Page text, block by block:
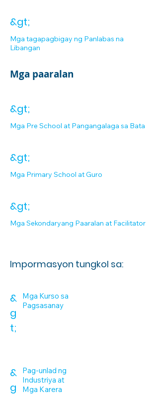
&gt;
Mga tagapagbigay ng Panlabas na
Libangan
Mga paaralan
&gt;
Mga Pre School at Pangangalaga sa Bata
&gt;
Mga Primary School at Guro
&gt;
Mga Sekondaryang Paaralan at Facilitator
Impormasyon tungkol sa:
&
g
t;
Mga Kurso sa
Pagsasanay
&
g
Pag-unlad ng
Industriya at
Mga Karera